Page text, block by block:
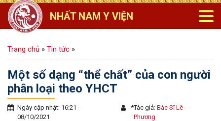
NHẤT NAM Y VIỆN
Trang chủ » Tin tức »
Một số dạng “thể chất” của con người
phân loại theo YHCT
Ngày cập nhật: 16:21 -
08/10/2021
*Tác giả:Bác Sĩ Lê
Phương